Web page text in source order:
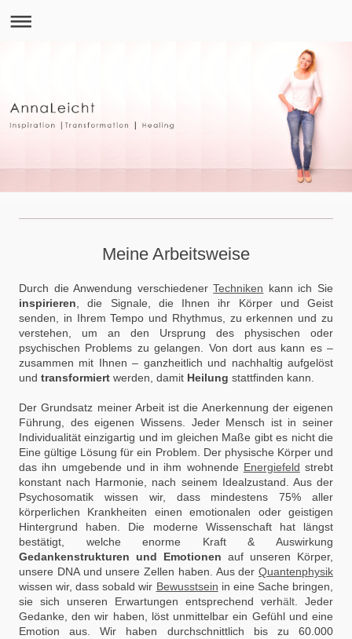
Meine Arbeitsweise
Durch die Anwendung verschiedenerTechniken kann ich Sie
inspirieren, die Signale, die Ihnen ihr Körper und Geist
senden, in Ihrem Tempo und Rhythmus, zu erkennen und zu
verstehen, um an den Ursprung des physischen oder
psychischen Problems zu gelangen. Von dort aus kann es –
zusammen mit Ihnen – ganzheitlich und nachhaltig aufgelöst
und transformiert werden, damit Heilung stattfinden kann.
Der Grundsatz meiner Arbeit ist die Anerkennung der eigenen
Führung, des eigenen Wissens. Jeder Mensch ist in seiner
Individualität einzigartig und im gleichen Maße gibt es nicht die
Eine gültige Lösung für ein Problem. Der physische Körper und
das ihn umgebende und in ihm wohnende Energiefeld strebt
konstant nach Harmonie, nach seinem Idealzustand. Aus der
Psychosomatik wissen wir, dass mindestens 75% aller
körperlichen Krankheiten einen emotionalen oder geistigen
Hintergrund haben. Die moderne Wissenschaft hat längst
bestätigt, welche enorme Kraft & Auswirkung
Gedankenstrukturen und Emotionen auf unseren Körper,
unsere DNA und unsere Zellen haben. Aus der Quantenphysik
wissen wir, dass sobald wir Bewusstsein in eine Sache bringen,
sie sich unseren Erwartungen entsprechend verhält. Jeder
Gedanke, den wir haben, löst unmittelbar ein Gefühl und eine
Emotion aus. Wir haben durchschnittlich bis zu 60.000